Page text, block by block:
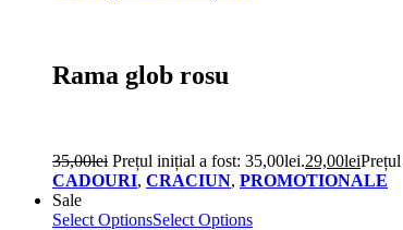
Rama glob rosu
35,00lei Prețul inițial a fost: 35,00lei.29,00lei
CADOURI, CRACIUN, PROMOTIONALE
Sale
Select OptionsSelect Options